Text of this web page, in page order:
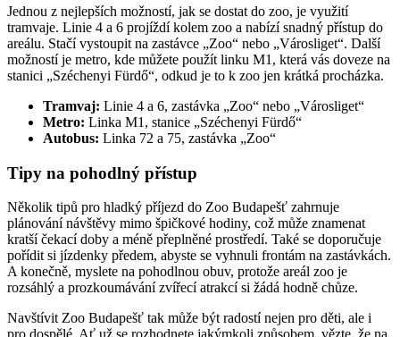
Jednou z nejlepších možností, jak se dostat do zoo, je využití
tramvaje. Linie 4 a 6 projíždí kolem zoo a nabízí snadný přístup do
areálu. Stačí vystoupit na zastávce „Zoo“ nebo „Városliget“. Další
možností je metro, kde můžete použít linku M1, která vás doveze na
stanici „Széchenyi Fürdő“, odkud je to k zoo jen krátká procházka.
Tramvaj: Linie 4 a 6, zastávka „Zoo“ nebo „Városliget“
Metro: Linka M1, stanice „Széchenyi Fürdő“
Autobus: Linka 72 a 75, zastávka „Zoo“
Tipy na pohodlný přístup
Několik tipů pro hladký příjezd do Zoo Budapešť zahrnuje
plánování návštěvy mimo špičkové hodiny, což může znamenat
kratší čekací doby a méně přeplněné prostředí. Také se doporučuje
pořídit si jízdenky předem, abyste se vyhnuli frontám na zastávkách.
A konečně, myslete na pohodlnou obuv, protože areál zoo je
rozsáhlý a prozkoumávání zvířecí atrakcí si žádá hodně chůze.
Navštívit Zoo Budapešť tak může být radostí nejen pro děti, ale i